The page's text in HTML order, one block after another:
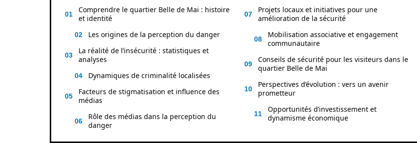
Comprendre le quartier Belle de Mai : histoire
et identité
Les origines de la perception du danger
La réalité de l’insécurité : statistiques et
analyses
Dynamiques de criminalité localisées
Facteurs de stigmatisation et influence des
médias
Rôle des médias dans la perception du
danger
Projets locaux et initiatives pour une
amélioration de la sécurité
Mobilisation associative et engagement
communautaire
Conseils de sécurité pour les visiteurs dans le
quartier Belle de Mai
Perspectives d’évolution : vers un avenir
prometteur
Opportunités d’investissement et
dynamisme économique